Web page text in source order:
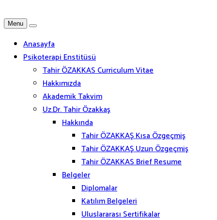
Menu
Anasayfa
Psikoterapi Enstitüsü
Tahir ÖZAKKAS Curriculum Vitae
Hakkımızda
Akademik Takvim
Uz.Dr. Tahir Özakkaş
Hakkında
Tahir ÖZAKKAŞ Kısa Özgeçmiş
Tahir ÖZAKKAŞ Uzun Özgeçmiş
Tahir ÖZAKKAS Brief Resume
Belgeler
Diplomalar
Katılım Belgeleri
Uluslararası Sertifikalar